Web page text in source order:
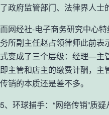
了政府监管部门、法律界人士
而网经社-电子商务研究中心
务所副主任赵占领律师此前表
式变成了三个层级：经理—主
即主管和店主的缴费计酬，主
传销的本质还是差不多。
5、环球捕手：“网络传销”质